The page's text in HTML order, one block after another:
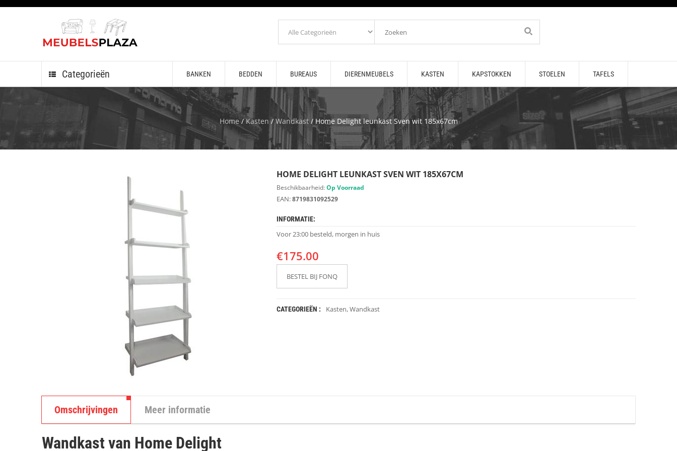
Categorieën BANKEN BEDDEN BUREAUS DIERENMEUBELS KASTEN KAPSTOKKEN STOELEN TAFELS
Home/Kasten/Wandkast/ Home Delight leunkast Sven wit 185x67cm
HOME DELIGHT LEUNKAST SVEN WIT 185X67CM
Beschikbaarheid:Op Voorraad
EAN:8719831092529
INFORMATIE:
Voor 23:00 besteld, morgen in huis
€175.00
BESTEL BIJ FONQ
CATEGORIEËN : Kasten,Wandkast
Omschrijvingen Meer informatie
Wandkast van Home Delight